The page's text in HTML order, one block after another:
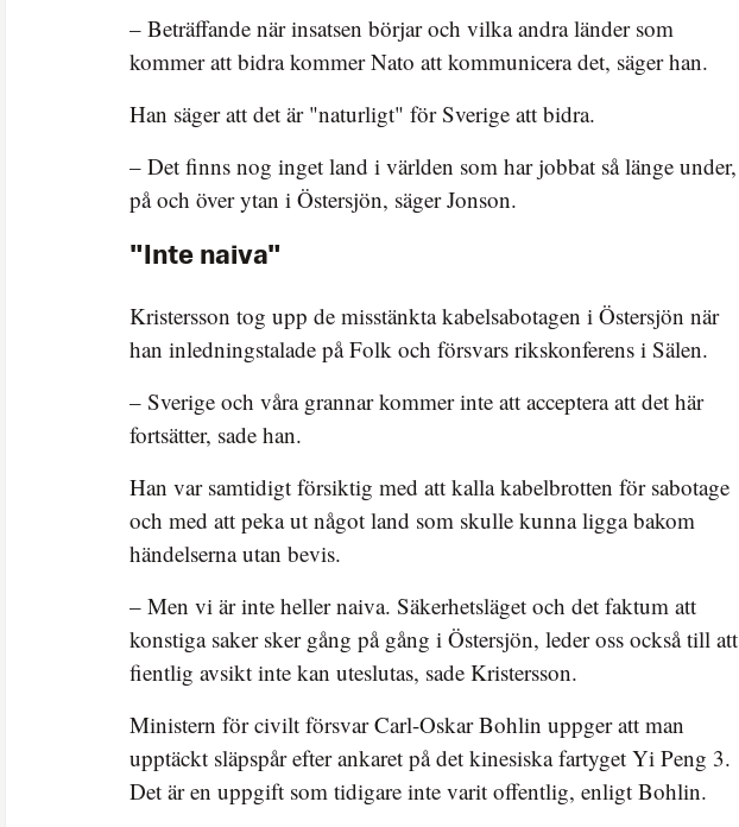
– Beträffande när insatsen börjar och vilka andra länder som
kommer att bidra kommer Nato att kommunicera det, säger han.
Han säger att det är "naturligt" för Sverige att bidra.
– Det finns nog inget land i världen som har jobbat så länge under,
på och över ytan i Östersjön, säger Jonson.
"Inte naiva"
Kristersson tog upp de misstänkta kabelsabotagen i Östersjön när
han inledningstalade på Folk och försvars rikskonferens i Sälen.
– Sverige och våra grannar kommer inte att acceptera att det här
fortsätter, sade han.
Han var samtidigt försiktig med att kalla kabelbrotten för sabotage
och med att peka ut något land som skulle kunna ligga bakom
händelserna utan bevis.
– Men vi är inte heller naiva. Säkerhetsläget och det faktum att
konstiga saker sker gång på gång i Östersjön, leder oss också till att
fientlig avsikt inte kan uteslutas, sade Kristersson.
Ministern för civilt försvar Carl-Oskar Bohlin uppger att man
upptäckt släpspår efter ankaret på det kinesiska fartyget Yi Peng 3.
Det är en uppgift som tidigare inte varit offentlig, enligt Bohlin.